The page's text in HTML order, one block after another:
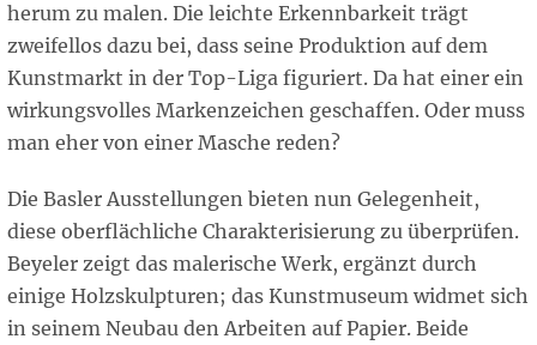
herum zu malen. Die leichte Erkennbarkeit trägt
zweifellos dazu bei, dass seine Produktion auf dem
Kunstmarkt in der Top-Liga figuriert. Da hat einer ein
wirkungsvolles Markenzeichen geschaffen. Oder muss
man eher von einer Masche reden?
Die Basler Ausstellungen bieten nun Gelegenheit,
diese oberflächliche Charakterisierung zu überprüfen.
Beyeler zeigt das malerische Werk, ergänzt durch
einige Holzskulpturen; das Kunstmuseum widmet sich
in seinem Neubau den Arbeiten auf Papier. Beide